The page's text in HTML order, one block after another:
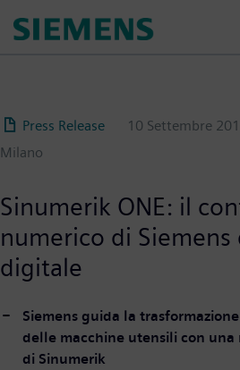
Press Release 10 Settembre
Milano
Sinumerik ONE: il
numerico di
digitale
Siemens guida la
delle macchine utensili con una
di Sinumerik